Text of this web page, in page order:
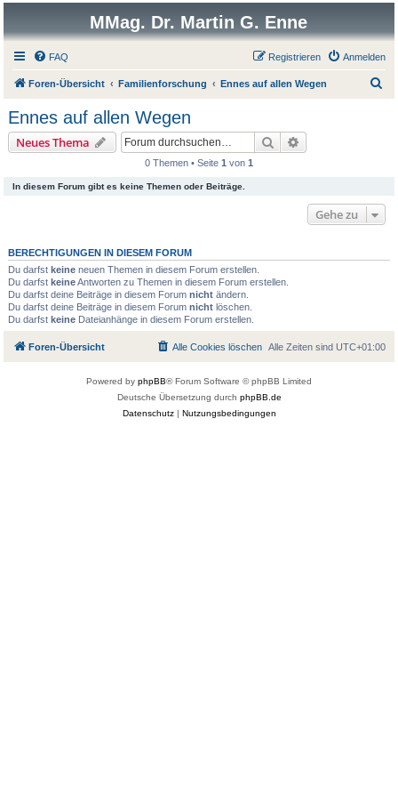
MMag. Dr. Martin G. Enne
FAQ Anmelden
Registrieren
Foren-Übersicht Familienforschung Ennes auf allen Wegen
Ennes auf allen Wegen
Neues Thema Suche
0 Themen • Seite 1 von 1
In diesem Forum gibt es keine Themen oder Beiträge.
Gehe zu
BERECHTIGUNGEN IN DIESEM FORUM
Du darfstkeine neuen Themen in diesem Forum erstellen.
Du darfstkeineAntworten zu Themen in diesem Forum erstellen.
Du darfst deine Beiträge in diesem Forumnicht ändern.
Du darfst deine Beiträge in diesem Forumnicht löschen.
Du darfstkeine Dateianhänge in diesem Forum erstellen.
Foren-Übersicht Alle Zeiten sind UTC+01:00
Alle Cookies löschen
Powered by phpBB® Forum Software © phpBB Limited
Deutsche Übersetzung durch phpBB.de
Datenschutz| Nutzungsbedingungen